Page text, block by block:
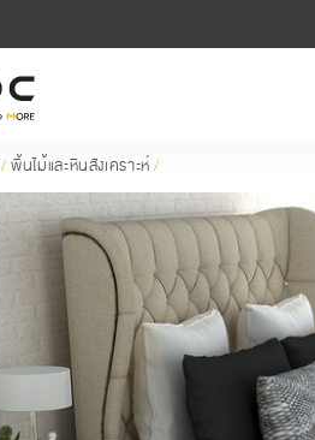
/พื้นไม้และหินสังเคราะห์ /